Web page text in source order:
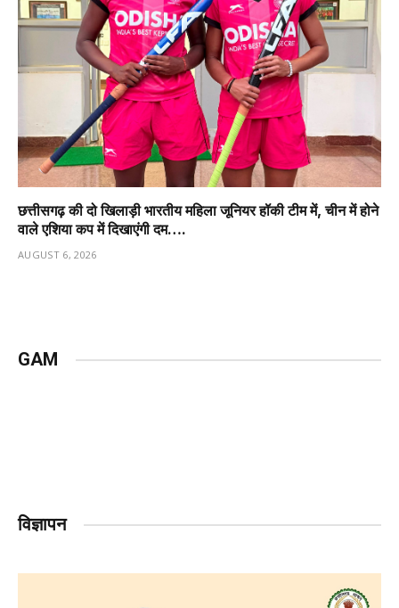
छत्तीसगढ़ की दो खिलाड़ी भारतीय महिला जूनियर हॉकी टीम में, चीन में होने
वाले एशिया कप में दिखाएंगी दम….
AUGUST 6, 2026
GAM
विज्ञापन